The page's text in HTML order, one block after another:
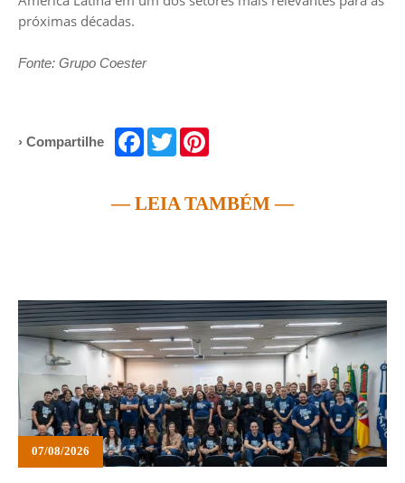
próximas décadas.
Fonte: Grupo Coester
› Compartilhe Facebook
Twitter
— LEIA TAMBÉM —
07/08/2026